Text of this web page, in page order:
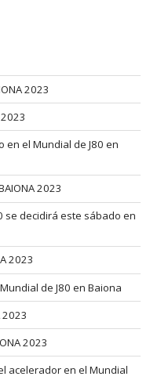
2023
2023
en el Mundial de J80 en
2023
se decidirá este sábado en
2023
de J80 en Baiona
2023
2023
acelerador en el Mundial